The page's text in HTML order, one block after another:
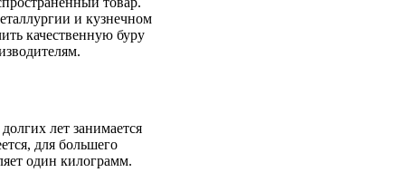
и кузнечном
качественную буру
лет занимается
для большего
один килограмм.